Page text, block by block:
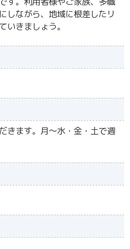
しながら、地域に根差したリ
いきましょう。
きます。月〜水・金・土で週